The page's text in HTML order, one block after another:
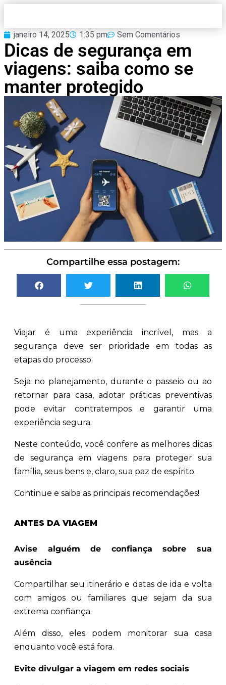
janeiro 14, 2025 1:35 pm Sem Comentários
Dicas de segurança em
viagens: saiba como se
manter protegido
Compartilhe essa postagem:
Viajar é uma experiência incrível, mas a
segurança deve ser prioridade em todas as
etapas do processo.
Seja no planejamento, durante o passeio ou ao
retornar para casa, adotar práticas preventivas
pode evitar contratempos e garantir uma
experiência segura.
Neste conteúdo, você confere as melhores dicas
de segurança em viagens para proteger sua
família, seus bens e, claro, sua paz de espírito.
Continue e saiba as principais recomendações!
ANTES DA VIAGEM
Avise alguém de confiança sobre sua
ausência
Compartilhar seu itinerário e datas de ida e volta
com amigos ou familiares que sejam da sua
extrema confiança.
Além disso, eles podem monitorar sua casa
enquanto você está fora.
Evite divulgar a viagem em redes sociais